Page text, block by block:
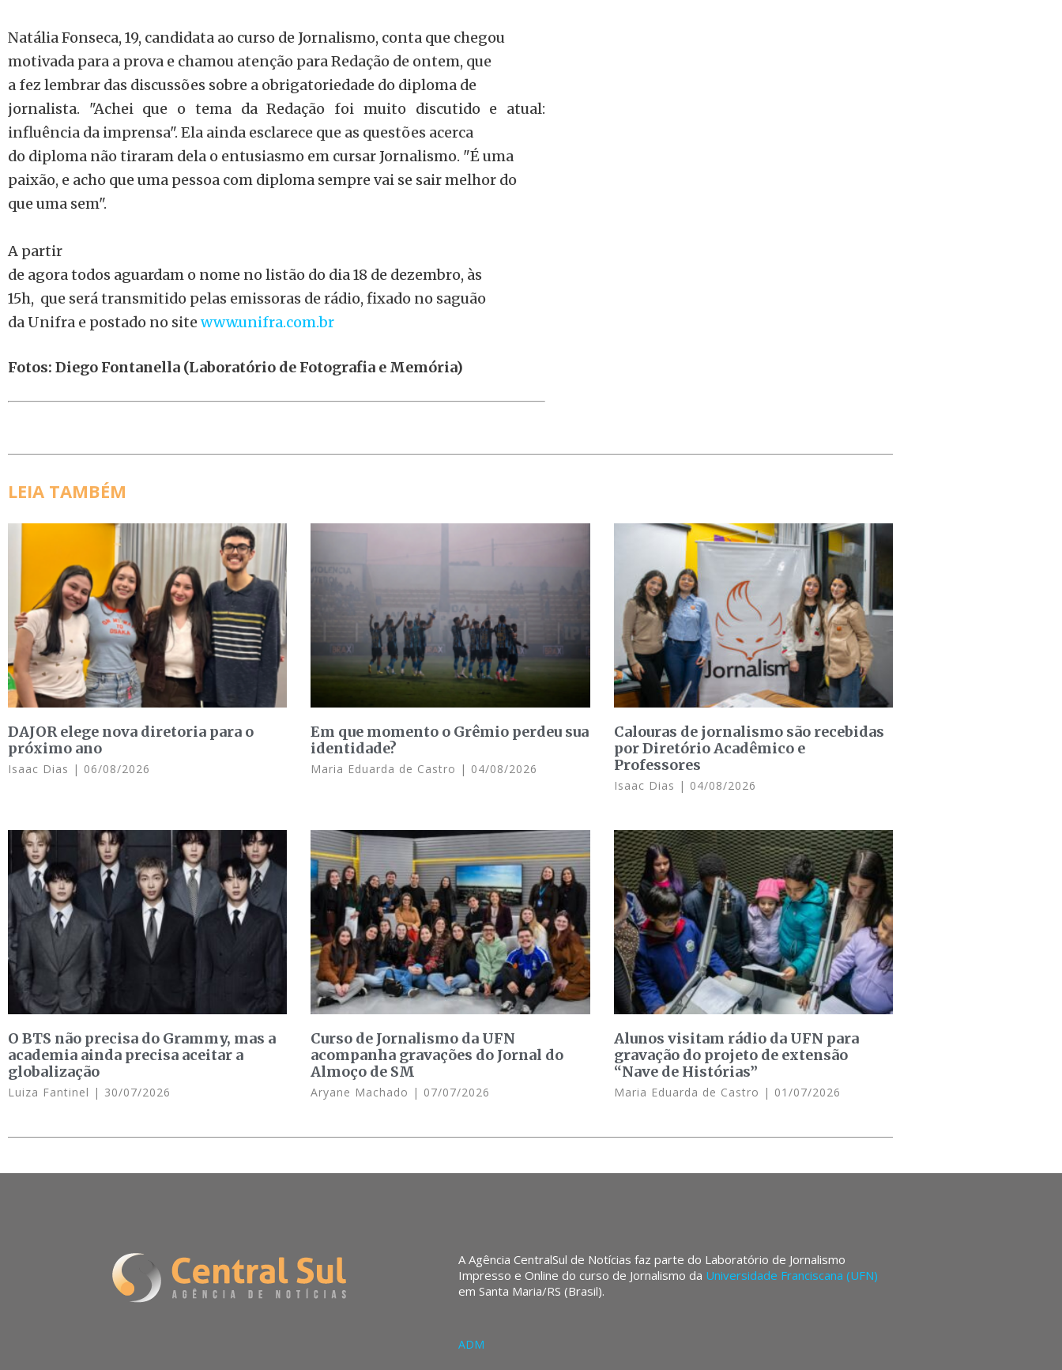
Natália Fonseca, 19, candidata ao curso de Jornalismo, conta que chegou
motivada para a prova e chamou atenção para Redação de ontem, que
a fez lembrar das discussões sobre a obrigatoriedade do diploma de
jornalista. "Achei que o tema da Redação foi muito discutido e atual:
influência da imprensa". Ela ainda esclarece que as questões acerca
do diploma não tiraram dela o entusiasmo em cursar Jornalismo. "É uma
paixão, e acho que uma pessoa com diploma sempre vai se sair melhor do
que uma sem".
A partir
de agora todos aguardam o nome no listão do dia 18 de dezembro, às
15h, que será transmitido pelas emissoras de rádio, fixado no saguão
da Unifra e postado no sitewww.unifra.com.br
Fotos: Diego Fontanella (Laboratório de Fotografia e Memória)
LEIA TAMBÉM
DAJOR elege nova diretoria para o
próximo ano
Isaac Dias 06/08/2026
Em que momento o Grêmio perdeu sua
identidade?
Maria Eduarda de Castro 04/08/2026
Calouras de jornalismo são recebidas
por Diretório Acadêmico e
Professores
Isaac Dias 04/08/2026
O BTS não precisa do Grammy, mas a
academia ainda precisa aceitar a
globalização
Luiza Fantinel 30/07/2026
Curso de Jornalismo da UFN
acompanha gravações do Jornal do
Almoço de SM
Aryane Machado 07/07/2026
Alunos visitam rádio da UFN para
gravação do projeto de extensão
“Nave de Histórias”
Maria Eduarda de Castro 01/07/2026
A Agência CentralSul de Notícias faz parte do Laboratório de Jornalismo
Impresso e Online do curso de Jornalismo da Universidade Franciscana (UFN)
em Santa Maria/RS (Brasil).
ADM